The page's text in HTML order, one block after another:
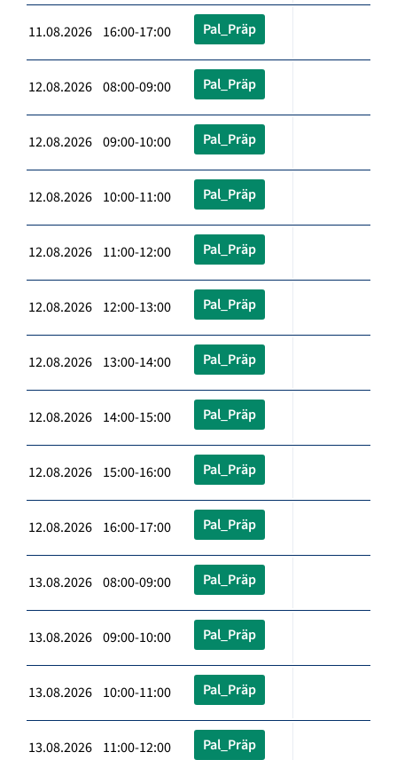
11.08.2026 16:00-17:00 Pal_Präp
12.08.2026 08:00-09:00 Pal_Präp
12.08.2026 09:00-10:00 Pal_Präp
12.08.2026 10:00-11:00 Pal_Präp
12.08.2026 11:00-12:00 Pal_Präp
12.08.2026 12:00-13:00 Pal_Präp
12.08.2026 13:00-14:00 Pal_Präp
12.08.2026 14:00-15:00 Pal_Präp
12.08.2026 15:00-16:00 Pal_Präp
12.08.2026 16:00-17:00 Pal_Präp
13.08.2026 08:00-09:00 Pal_Präp
13.08.2026 09:00-10:00 Pal_Präp
13.08.2026 10:00-11:00 Pal_Präp
13.08.2026 11:00-12:00 Pal_Präp